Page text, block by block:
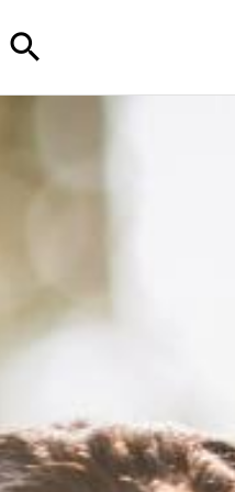
search